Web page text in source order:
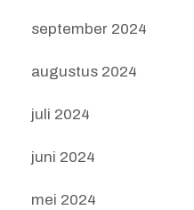
september 2024
augustus 2024
juli 2024
juni 2024
mei 2024